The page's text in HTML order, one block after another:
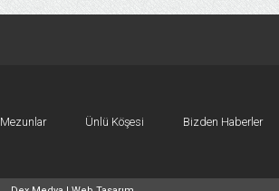
Mezunlar Ünlü Köşesi Bizden Haberler